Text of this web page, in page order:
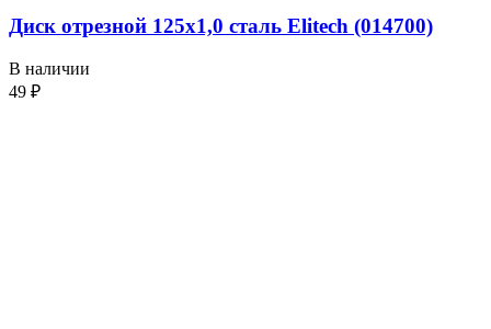
Диск отрезной 125х1,0 сталь Elitech (014700)
В наличии
49 ₽